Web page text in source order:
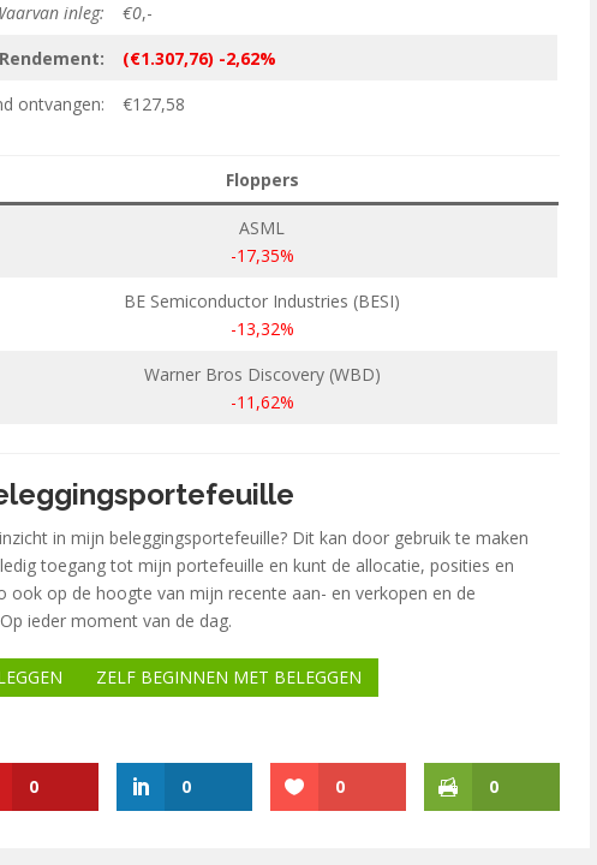
inleg:
€0,-
Rendement:
(€1.307,76) -2,62%
ontvangen:
€127,58
Floppers
ASML
-17,35%
BE Semiconductor Industries (BESI)
-13,32%
Warner Bros Discovery (WBD)
-11,62%
in mijn beleggingsportefeuille? Dit kan door gebruik te maken
toegang tot mijn portefeuille en kunt de allocatie, posities en
ook op de hoogte van mijn recente aan- en verkopen en de
ieder moment van de dag.
ZELF BEGINNEN MET BELEGGEN
0 0 0 0